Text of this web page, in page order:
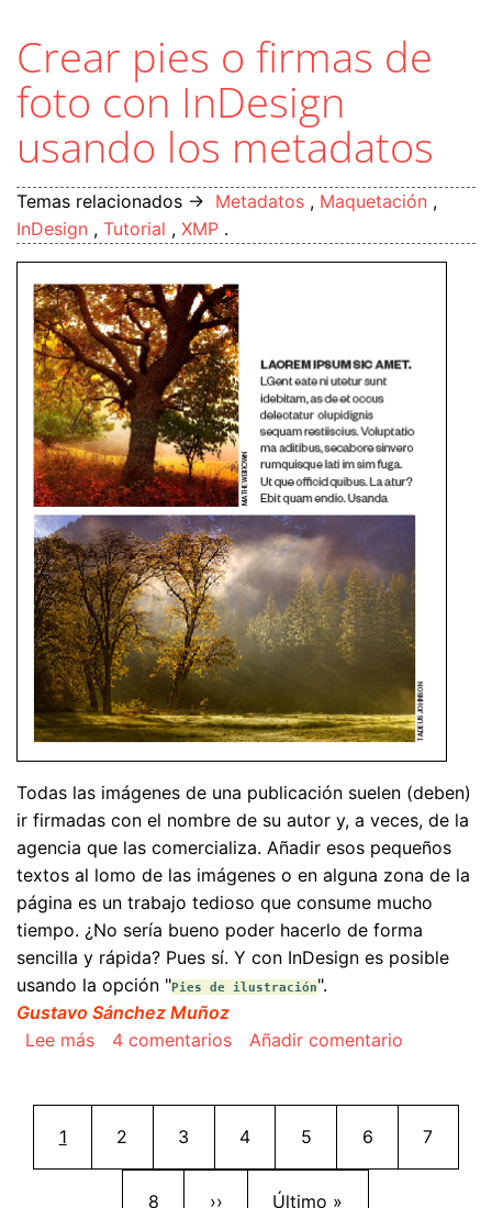
Crear pies o firmas de
foto con InDesign
usando los metadatos
Temas relacionados → Metadatos , Maquetación ,
InDesign , Tutorial , XMP .
Todas las imágenes de una publicación suelen (deben)
ir firmadas con el nombre de su autor y, a veces, de la
agencia que las comercializa. Añadir esos pequeños
textos al lomo de las imágenes o en alguna zona de la
página es un trabajo tedioso que consume mucho
tiempo. ¿No sería bueno poder hacerlo de forma
sencilla y rápida? Pues sí. Y con InDesign es posible
usando la opción "Pies de ilustración".
Gustavo Sánchez Muñoz
Lee mássobre Crear pies o firmas de foto con
4 comentarios Añadir comentario
Paginación
Página actual
1 Página
2 Página
3 Página
4 Página
5 Página
6 Página
7
Página
8 Siguiente página
›› Última página
Último »